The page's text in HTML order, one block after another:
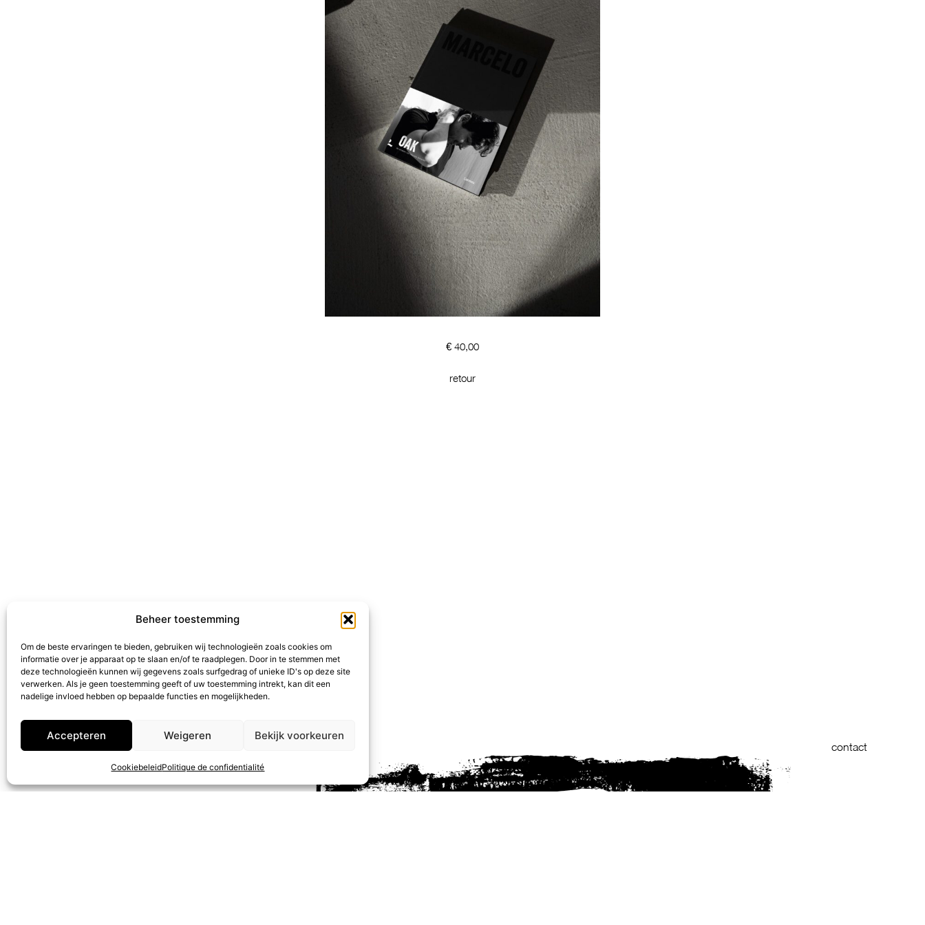
Beheer toestemming
Om de beste ervaringen te bieden, gebruiken wij technologieën zoals cookies om
informatie over je apparaat op te slaan en/of te raadplegen. Door in te stemmen met
deze technologieën kunnen wij gegevens zoals surfgedrag of unieke ID's op deze site
verwerken. Als je geen toestemming geeft of uw toestemming intrekt, kan dit een
nadelige invloed hebben op bepaalde functies en mogelijkheden.
Accepteren Weigeren Bekijk voorkeuren
CookiebeleidPolitique de confidentialité
€ 40,00
retour
contact